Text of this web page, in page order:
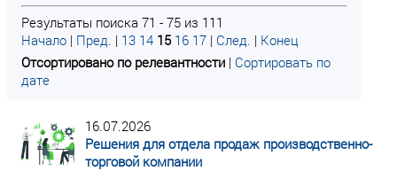
Результаты поиска 71 - 75 из 111
Начало | Пред. | 13 14 15 16 17 | След. | Конец
Отсортировано по релевантности | Сортировать по
дате
16.07.2026
Решения для отдела продаж производственно-
торговой компании